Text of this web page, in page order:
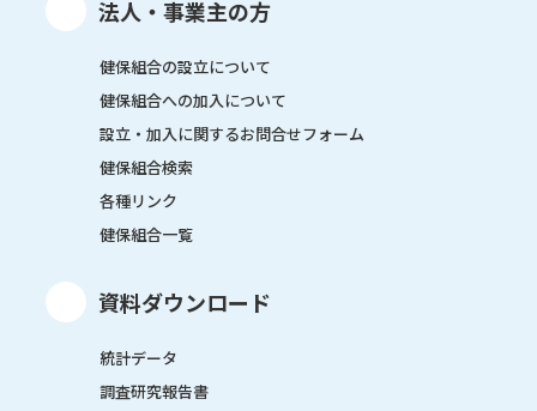
法人・事業主の方
健保組合の設立について
健保組合への加入について
設立・加入に関するお問合せフォーム
健保組合検索
各種リンク
健保組合一覧
資料ダウンロード
統計データ
調査研究報告書